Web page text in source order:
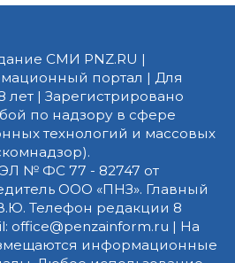
СМИ PNZ.RU |
портал | Для
лет | Зарегистрировано
по надзору в сфере
технологий и массовых
№ ФС 77 - 82747 от
ООО «ПНЗ». Главный
Телефон редакции 8
office@penzainform.ru | На
информационные